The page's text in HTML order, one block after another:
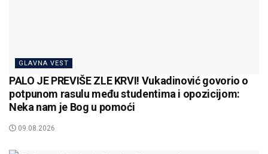
GLAVNA VEST
PALO JE PREVIŠE ZLE KRVI! Vukadinović govorio o
potpunom rasulu među studentima i opozicijom:
Neka nam je Bog u pomoći
09.08.2026